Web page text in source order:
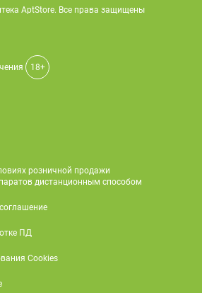
AptStore. Все права защищены
18+
розничной продажи
дистанционным способом
ПД
Cookies